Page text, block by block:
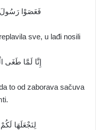
فَعَصَوْا رَسُولَ
sve, u lađi nosili
إِنَّا لَمَّا طَغَى
to od zaborava sačuva
لِنَجْعَلَهَا